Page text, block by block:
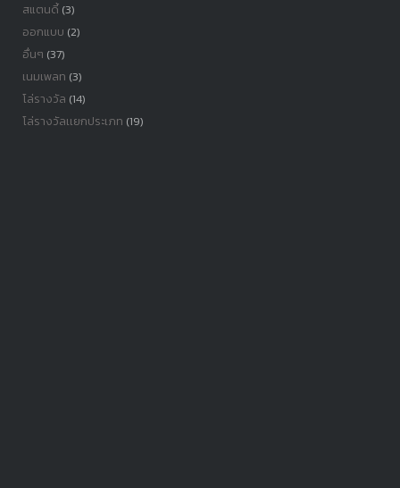
สแตนดี้(3)
ออกแบบ (2)
อื่นๆ (37)
เนมเพลท (3)
โล่รางวัล (14)
โล่รางวัลเเยกประเภท (19)